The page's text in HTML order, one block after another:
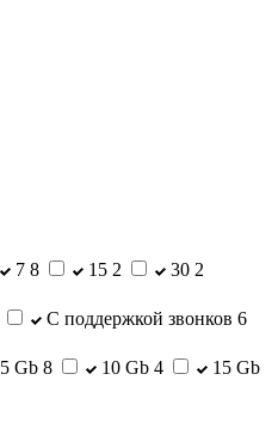
7 8 15 2 30 2
С поддержкой звонков 6
5 Gb 8 10 Gb 4
15 Gb